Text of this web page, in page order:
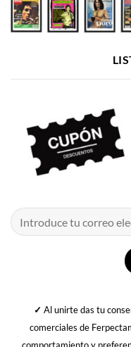
✓ Al unirte das tu
comerciales de